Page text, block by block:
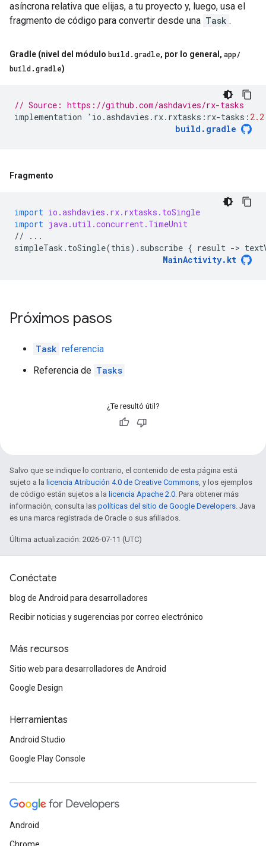
asíncrona relativa que elijas, a tu proyecto y, luego, usa el
fragmento de código para convertir desde una Task .
Gradle (nivel del módulo build.gradle, por lo general , app/
build.gradle)
// Source: https://github.com/ashdavies/rx-tasks
implementation
' io .ashdavies . rx. rxtasks : rx-tasks :
build . gradle
Fragmento
import io.ashdavies.rx.rxtasks.toSingle
import java.util.concurrent.TimeUnit
//
...
simpleTask . toSingle(this) . subscribe { result ->
MainActivity. kt
Próximos pasos
Task referencia
Referencia de Tasks
¿Te resultó útil?
Salvo que se indique lo contrario, el contenido de esta página está
sujeto a la licencia Atribución 4.0 de Creative Commons, y los ejemplos
de código están sujetos a la licencia Apache 2.0. Para obtener más
información, consulta las políticas del sitio de Google Developers. Java
es una marca registrada de Oracle o sus afiliados.
Última actualización: 2026-07-11 (UTC)
Conéctate
blog de Android para desarrolladores
Recibir noticias y sugerencias por correo electrónico
Más recursos
Sitio web para desarrolladores de Android
Google Design
Herramientas
Android Studio
Google Play Console
Android